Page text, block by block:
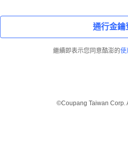
通行金鑰
繼續即表示您同意酷澎的使
©Coupang Taiwan Corp.